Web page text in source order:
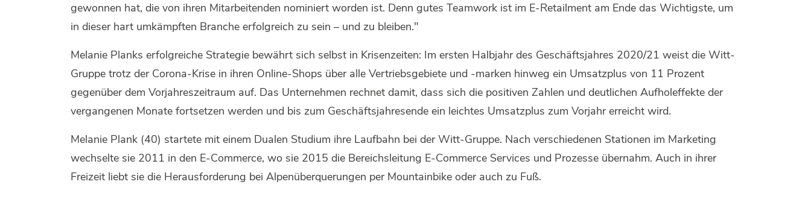
gewonnen hat, die von ihren Mitarbeitenden nominiert worden ist. Denn gutes Teamwork ist im E-Retailment am Ende das Wichtigste, um
in dieser hart umkämpften Branche erfolgreich zu sein – und zu bleiben."
Melanie Planks erfolgreiche Strategie bewährt sich selbst in Krisenzeiten: Im ersten Halbjahr des Geschäftsjahres 2020/21 weist die Witt-
Gruppe trotz der Corona-Krise in ihren Online-Shops über alle Vertriebsgebiete und -marken hinweg ein Umsatzplus von 11 Prozent
gegenüber dem Vorjahreszeitraum auf. Das Unternehmen rechnet damit, dass sich die positiven Zahlen und deutlichen Aufholeffekte der
vergangenen Monate fortsetzen werden und bis zum Geschäftsjahresende ein leichtes Umsatzplus zum Vorjahr erreicht wird.
Melanie Plank (40) startete mit einem Dualen Studium ihre Laufbahn bei der Witt-Gruppe. Nach verschiedenen Stationen im Marketing
wechselte sie 2011 in den E-Commerce, wo sie 2015 die Bereichsleitung E-Commerce Services und Prozesse übernahm. Auch in ihrer
Freizeit liebt sie die Herausforderung bei Alpenüberquerungen per Mountainbike oder auch zu Fuß.